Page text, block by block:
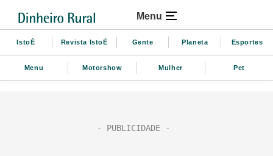
Menu
IstoÉ Revista IstoÉ Gente Planeta Esportes
Menu Motorshow Mulher Pet